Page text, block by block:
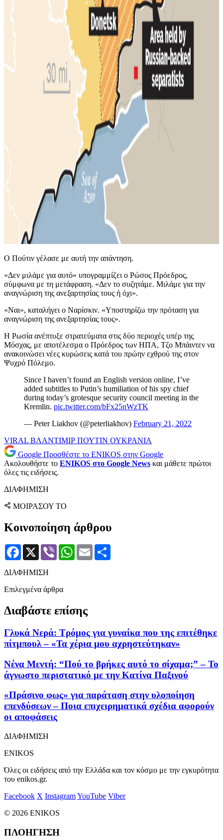
Ο Πούτιν γέλασε με αυτή την απάντηση.
«Δεν μιλάμε για αυτό» υπογραμμίζει ο Ρώσος Πρόεδρος,
σύμφωνα με τη μετάφραση. «Δεν το συζητάμε. Μιλάμε για την
αναγνώριση της ανεξαρτησίας τους ή όχι».
«Ναι», καταλήγει ο Ναρίσκιν. «Υποστηρίζω την πρόταση για
αναγνώριση της ανεξαρτησίας τους».
Η Ρωσία ανέπτυξε στρατεύματα στις δύο περιοχές υπέρ της
Μόσχας, με αποτέλεσμα ο Πρόεδρος των ΗΠΑ, Τζο Μπάιντεν να
ανακοινώσει νέες κυρώσεις κατά του πρώην εχθρού της στον
Ψυχρό Πόλεμο.
Since I haven’t found an English version online, I’ve
added subtitles to Putin’s humiliation of his spy chief
during today’s grotesque security council meeting in the
Kremlin. pic.twitter.com/bFx25nWzTK
— Peter Liakhov (@peterliakhov) February 21, 2022
VIRAL ΒΛΑΝΤΙΜΙΡ ΠΟΥΤΙΝ ΟΥΚΡΑΝΙΑ
Google Προσθέστε το ENIKOS στην Google
Ακολουθήστε το ENIKOS στο Google News και μάθετε πρώτοι
όλες τις ειδήσεις.
ΔΙΑΦΗΜΙΣΗ
ΜΟΙΡΑΣΟΥ ΤΟ
Κοινοποίηση άρθρου
Facebook
X Viber WhatsApp
Email
ΔΙΑΦΗΜΙΣΗ
Επιλεγμένα άρθρα
Διαβάστε επίσης
Γλυκά Νερά: Τρόμος για γυναίκα που της επιτέθηκε
πίτμπουλ – «Τα χέρια μου αχρηστεύτηκαν»
Νένα Μεντή: “Πού το βρήκες αυτό το σίχαμα;” – Το
άγνωστο περιστατικό με την Κατίνα Παξινού
«Πράσινο φως» για παράταση στην υλοποίηση
επενδύσεων – Ποια επιχειρηματικά σχέδια αφορούν
οι αποφάσεις
ΔΙΑΦΗΜΙΣΗ
ENIKOS
Όλες οι ειδήσεις από την Ελλάδα και τον κόσμο με την εγκυρότητα
του enikos.gr.
Facebook X InstagramYouTube Viber
© 2026 ENIKOS
ΠΛΟΗΓΗΣΗ